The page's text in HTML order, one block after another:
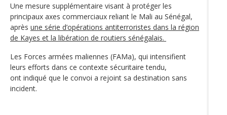
Une mesure supplémentaire visant à protéger les
principaux axes commerciaux reliant le Mali au Sénégal,
après une série d’opérations antiterroristes dans la région
de Kayes et la libération de routiers sénégalais.
Les Forces armées maliennes (FAMa), qui intensifient
leurs efforts dans ce contexte sécuritaire tendu,
ont indiqué que le convoi a rejoint sa destination sans
incident.